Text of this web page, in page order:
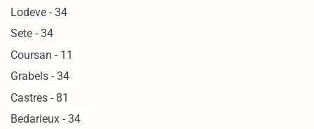
Lodeve - 34
Sete - 34
Coursan - 11
Grabels - 34
Castres - 81
Bedarieux - 34